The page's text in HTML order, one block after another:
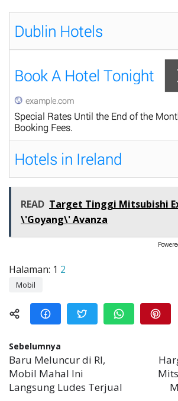
READ Target Tinggi Mitsubishi
\'Goyang\' Avanza
Halaman: 1 2
Mobil
Sebelumnya
Baru Meluncur di RI,
Mobil Mahal Ini
Langsung Ludes Terjual